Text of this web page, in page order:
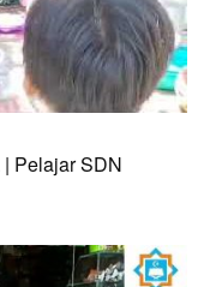
Pelajar SDN